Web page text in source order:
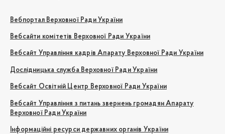
Вебпортал Верховної Ради України
Вебсайти комітетів Верховної Ради України
Вебсайт Управління кадрів Апарату Верховної Ради України
Дослідницька служба Верховної Ради України
Вебсайт Освітній Центр Верховної Ради України
Вебсайт Управління з питань звернень громадян Апарату
Верховної Ради України
Інформаційні ресурси державних органів України